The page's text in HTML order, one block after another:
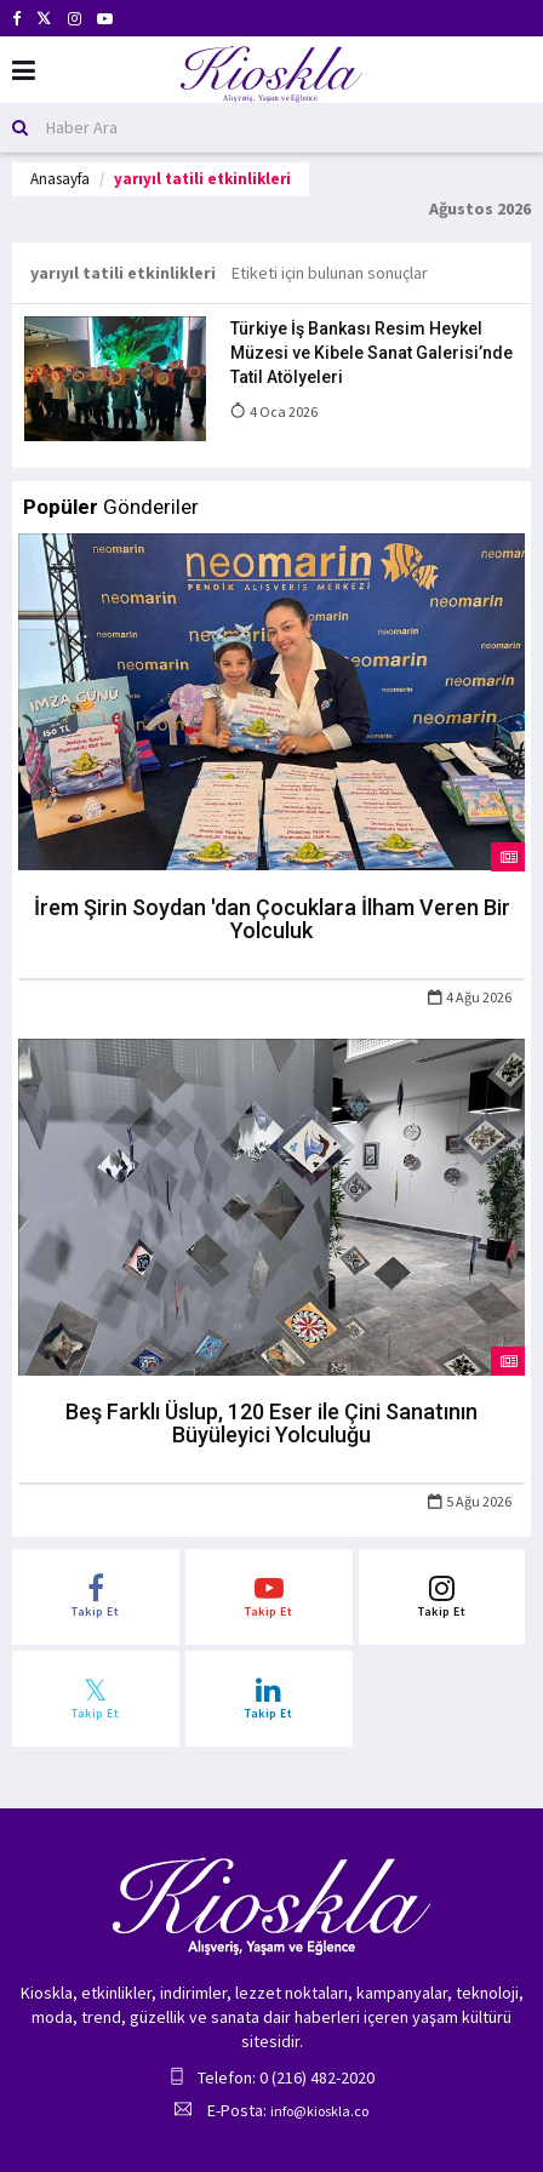
Anasayfa yarıyıl tatili etkinlikleri
Ağustos 2026
yarıyıl tatili etkinlikleri Etiketi için bulunan sonuçlar
Türkiye İş Bankası Resim Heykel
Müzesi ve Kibele Sanat Galerisi’nde
Tatil Atölyeleri
4 Oca 2026
Popüler Gönderiler
İrem Şirin Soydan 'dan Çocuklara İlham Veren Bir
Yolculuk
4 Ağu 2026
Beş Farklı Üslup, 120 Eser ile Çini Sanatının
Büyüleyici Yolculuğu
5 Ağu 2026
Takip Et Takip Et Takip Et
Takip Et Takip Et
Kioskla, etkinlikler, indirimler, lezzet noktaları, kampanyalar, teknoloji,
moda, trend, güzellik ve sanata dair haberleri içeren yaşam kültürü
sitesidir.
Telefon: 0 (216) 482-2020
E-Posta: info@kioskla.co